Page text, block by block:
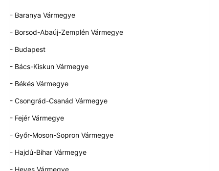
- Baranya Vármegye
- Borsod-Abaúj-Zemplén Vármegye
- Budapest
- Bács-Kiskun Vármegye
- Békés Vármegye
- Csongrád-Csanád Vármegye
- Fejér Vármegye
- Győr-Moson-Sopron Vármegye
- Hajdú-Bihar Vármegye